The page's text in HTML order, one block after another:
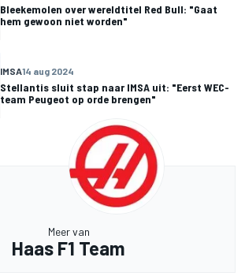
Bleekemolen over wereldtitel Red Bull: "Gaat
hem gewoon niet worden"
IMSA14 aug 2024
Stellantis sluit stap naar IMSA uit: "Eerst WEC-
team Peugeot op orde brengen"
Meer van
Haas F1 Team